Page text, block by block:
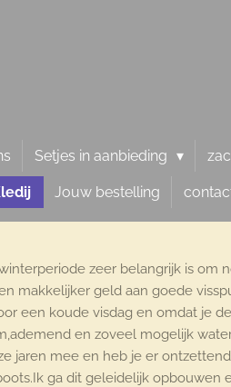
Setjes in aanbieding
Jouw bestelling
zeer belangrijk is om
makkelijker geld aan goede
een koude visdag en omdat je
en zoveel mogelijk
jaren mee en heb je er
ga dit geleidelijk opbouwen